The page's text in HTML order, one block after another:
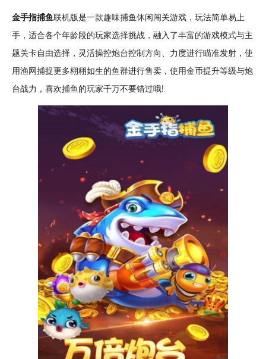
金手指捕鱼联机版是一款趣味捕鱼休闲闯关游戏，玩法简单易上
手，适合各个年龄段的玩家选择挑战 ，融入了丰富的游戏模式与主
题关卡自由选择，灵活操控炮台控制方向、力度进行瞄准发射，使
用渔网捕捉更多栩栩如生的鱼群进行售卖，使用金币提升等级与炮
台战力，喜欢捕鱼的玩家千万不要错过哦!